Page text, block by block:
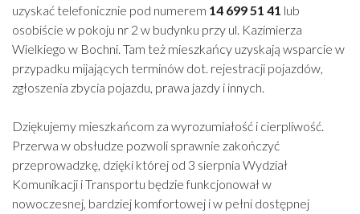
uzyskać telefonicznie pod numerem 14 699 51 41 lub
osobiście w pokoju nr 2 w budynku przy ul. Kazimierza
Wielkiego w Bochni. Tam też mieszkańcy uzyskają wsparcie w
przypadku mijających terminów dot. rejestracji pojazdów,
zgłoszenia zbycia pojazdu, prawa jazdy i innych.
Dziękujemy mieszkańcom za wyrozumiałość i cierpliwość.
Przerwa w obsłudze pozwoli sprawnie zakończyć
przeprowadzkę, dzięki której od 3 sierpnia Wydział
Komunikacji i Transportu będzie funkcjonował w
nowoczesnej, bardziej komfortowej i w pełni dostępnej